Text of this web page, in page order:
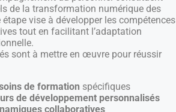
de la transformation numérique des
vise à développer les compétences
tout en facilitant l’adaptation
sont à mettre en œuvre pour réussir
de formation spécifiques
de développement personnalisés
collaboratives